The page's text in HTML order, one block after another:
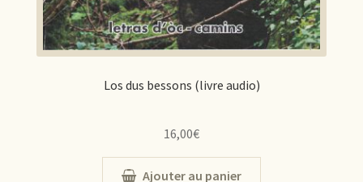
Los dus bessons (livre audio)
16,00€
Ajouter au panier